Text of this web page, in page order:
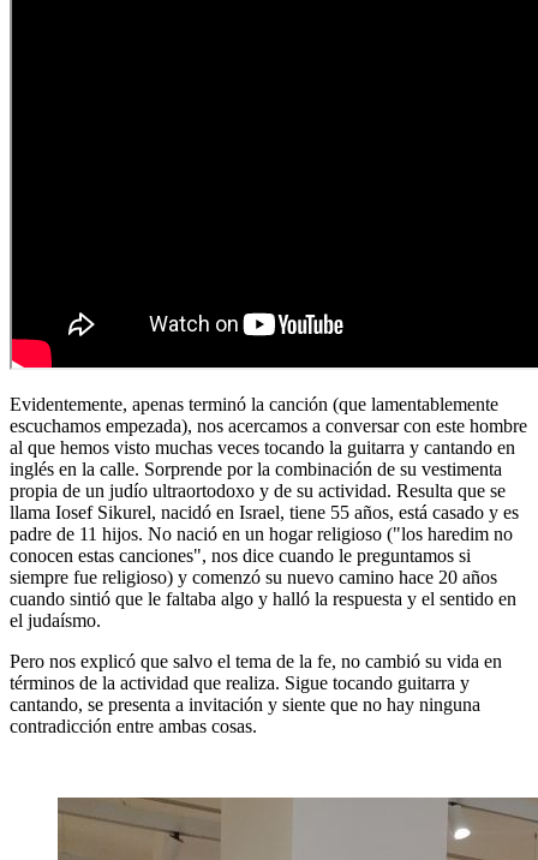
Evidentemente, apenas terminó la canción (que lamentablemente
escuchamos empezada), nos acercamos a conversar con este hombre
al que hemos visto muchas veces tocando la guitarra y cantando en
inglés en la calle. Sorprende por la combinación de su vestimenta
propia de un judío ultraortodoxo y de su actividad. Resulta que se
llama Iosef Sikurel, nacidó en Israel, tiene 55 años, está casado y es
padre de 11 hijos. No nació en un hogar religioso ("los haredim no
conocen estas canciones", nos dice cuando le preguntamos si
siempre fue religioso) y comenzó su nuevo camino hace 20 años
cuando sintió que le faltaba algo y halló la respuesta y el sentido en
el judaísmo.
Pero nos explicó que salvo el tema de la fe, no cambió su vida en
términos de la actividad que realiza. Sigue tocando guitarra y
cantando, se presenta a invitación y siente que no hay ninguna
contradicción entre ambas cosas.